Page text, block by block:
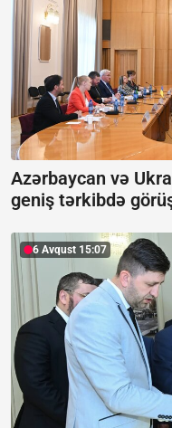
Azərbaycan və
geniş tərkibdə
6 Avqust 15:07